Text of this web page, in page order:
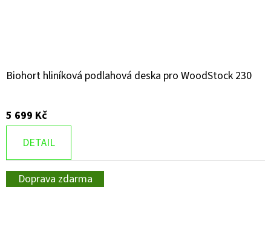
Biohort hliníková podlahová deska pro WoodStock 230
5 699 Kč
DETAIL
Doprava zdarma